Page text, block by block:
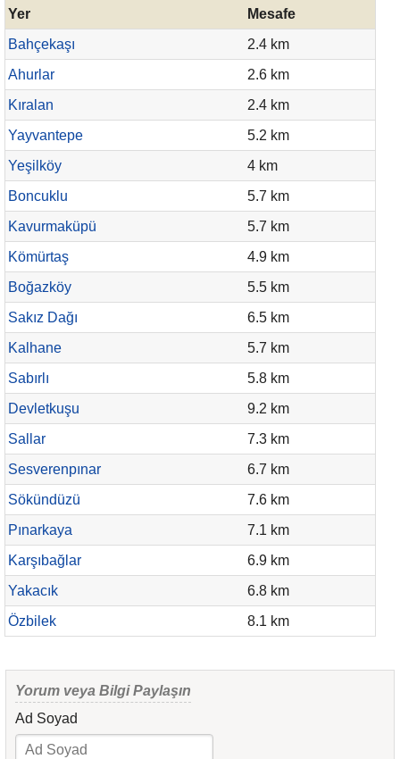
Yer
Mesafe
Bahçekaşı
2.4 km
Ahurlar
2.6 km
Kıralan
2.4 km
Yayvantepe
5.2 km
Yeşilköy
4 km
Boncuklu
5.7 km
Kavurmaküpü
5.7 km
Kömürtaş
4.9 km
Boğazköy
5.5 km
Sakız Dağı
6.5 km
Kalhane
5.7 km
Sabırlı
5.8 km
Devletkuşu
9.2 km
Sallar
7.3 km
Sesverenpınar
6.7 km
Sökündüzü
7.6 km
Pınarkaya
7.1 km
Karşıbağlar
6.9 km
Yakacık
6.8 km
Özbilek
8.1 km
Yorum veya Bilgi Paylaşın
Ad Soyad